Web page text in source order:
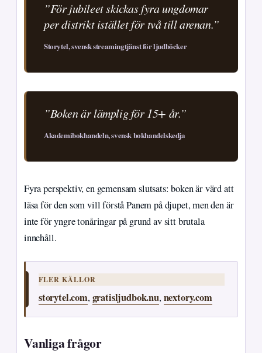
”För jubileet skickas fyra ungdomar
per distrikt istället för två till arenan.”
Storytel, svensk streamingtjänst för ljudböcker
”Boken är lämplig för 15+ år.”
Akademibokhandeln, svensk bokhandelskedja
Fyra perspektiv, en gemensam slutsats: boken är värd att
läsa för den som vill förstå Panem på djupet, men den är
inte för yngre tonåringar på grund av sitt brutala
innehåll.
FLER KÄLLOR
storytel.com,gratisljudbok.nu,nextory.com
Vanliga frågor